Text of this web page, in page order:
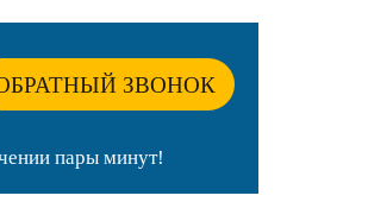
ЗВОНОК
пары минут!